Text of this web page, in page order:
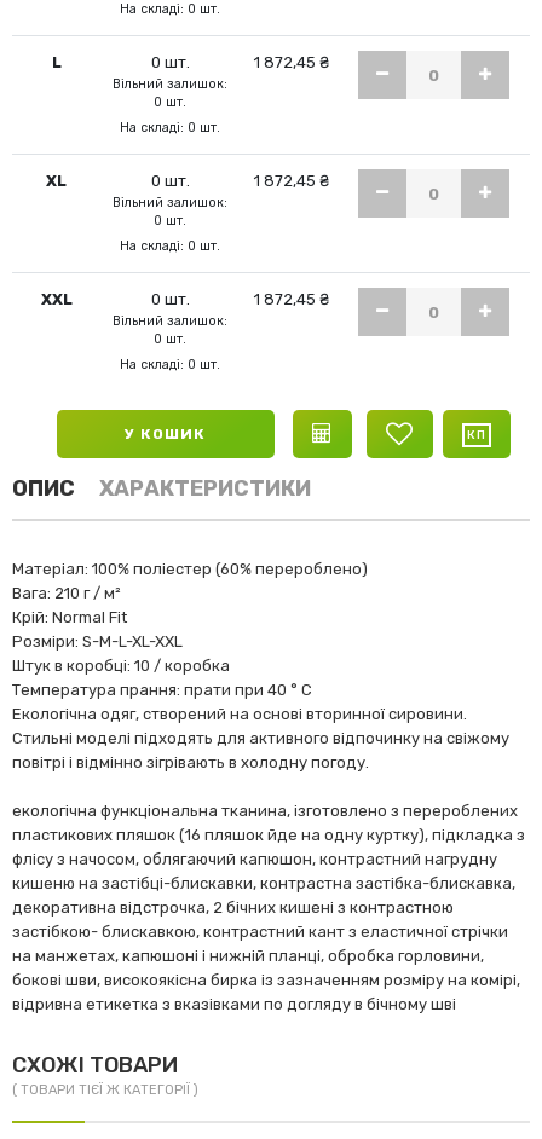
На складі: 0 шт.
L 0 шт.
Вільний залишок:
0 шт.
На складі: 0 шт.
1 872,45 ₴
XL 0 шт.
Вільний залишок:
0 шт.
На складі: 0 шт.
1 872,45 ₴
XXL 0 шт.
Вільний залишок:
0 шт.
На складі: 0 шт.
1 872,45 ₴
У КОШИК
ОПИС ХАРАКТЕРИСТИКИ
Матеріал: 100% поліестер (60% перероблено)
Вага: 210 г / м²
Крій: Normal Fit
Розміри: S-M-L-XL-XXL
Штук в коробці: 10 / коробка
Температура прання: прати при 40 ° C
Екологічна одяг, створений на основі вторинної сировини.
Стильні моделі підходять для активного відпочинку на свіжому
повітрі і відмінно зігрівають в холодну погоду.
екологічна функціональна тканина, ізготовленo з перероблених
пластикових пляшок (16 пляшок йде на одну куртку), підкладка з
флісу з начосом, облягаючий капюшон, контрастний нагрудну
кишеню на застібці-блискавки, контрастна застібка-блискавка,
декоративна відстрочка, 2 бічних кишені з контрастною
застібкою- блискавкою, контрастний кант з еластичної стрічки
на манжетах, капюшоні і нижній планці, обробка горловини,
бокові шви, високоякісна бирка із зазначенням розміру на комірі,
відривна етикетка з вказівками по догляду в бічному шві
СХОЖІ ТОВАРИ
( ТОВАРИ ТІЄЇ Ж КАТЕГОРІЇ )